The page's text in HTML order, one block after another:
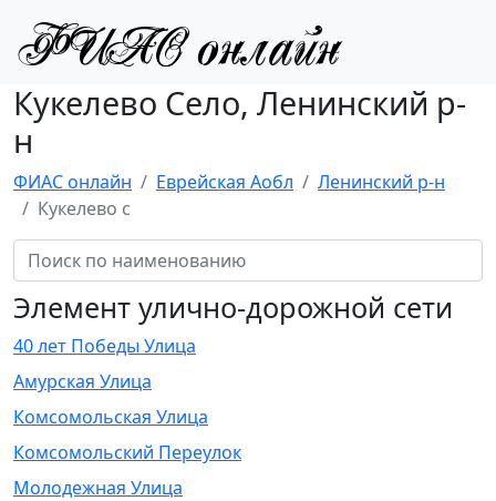
Кукелево Село, Ленинский р-
н
ФИАС онлайн Еврейская Аобл
Ленинский р-н
Кукелево с
Элемент улично-дорожной сети
40 лет Победы Улица
Амурская Улица
Комсомольская Улица
Комсомольский Переулок
Молодежная Улица